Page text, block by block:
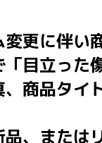
変更に伴
目立った
商品タイ
品、また